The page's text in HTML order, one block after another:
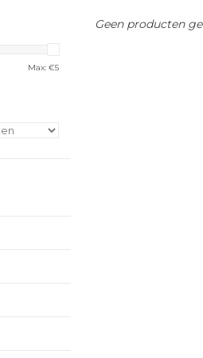
Max: €5
Geen producten